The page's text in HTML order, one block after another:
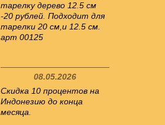
тарелку дерево 12.5 см
-20 рублей. Подходит для
тарелки 20 см,и 12.5 см.
арт 00125
08.05.2026
Скидка 10 процентов на
Индонезию до конца
месяца.